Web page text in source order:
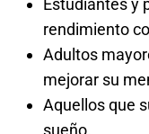
Estudiantes y
rendimiento
Adultos
mejorar su
Aquellos que